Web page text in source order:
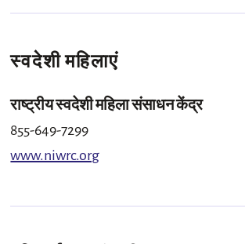
स्वदेशी महिलाएं
राष्ट्रीय स्वदेशी महिला संसाधन केंद्र
855-649-7299
www.niwrc.org